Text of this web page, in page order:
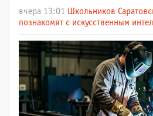
вчера 13:01 Школьников
познакомят с искусственным